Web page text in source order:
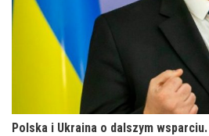
Polska i Ukraina o dalszym